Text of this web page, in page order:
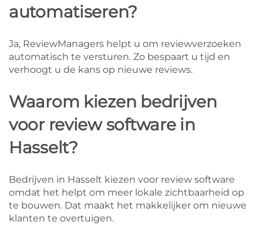
automatiseren?
Ja, ReviewManagers helpt u om reviewverzoeken
automatisch te versturen. Zo bespaart u tijd en
verhoogt u de kans op nieuwe reviews.
Waarom kiezen bedrijven
voor review software in
Hasselt?
Bedrijven in Hasselt kiezen voor review software
omdat het helpt om meer lokale zichtbaarheid op
te bouwen. Dat maakt het makkelijker om nieuwe
klanten te overtuigen.